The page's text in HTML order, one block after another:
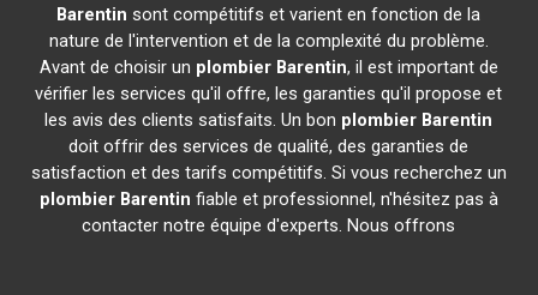
Barentin sont compétitifs et varient en fonction de la
nature de l'intervention et de la complexité du problème.
Avant de choisir un plombier Barentin, il est important de
vérifier les services qu'il offre, les garanties qu'il propose et
les avis des clients satisfaits. Un bon plombier Barentin
doit offrir des services de qualité, des garanties de
satisfaction et des tarifs compétitifs. Si vous recherchez un
plombier Barentin fiable et professionnel, n'hésitez pas à
contacter notre équipe d'experts. Nous offrons